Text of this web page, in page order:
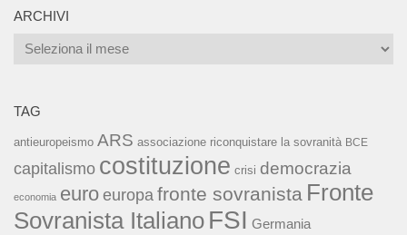
ARCHIVI
Archivi
TAG
antieuropeismo ARS associazione riconquistare la sovranità BCE
capitalismo costituzione crisi democrazia
economia euro europa fronte sovranista Fronte
Sovranista Italiano FSI Germania